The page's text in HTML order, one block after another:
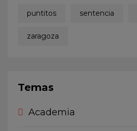
puntitos sentencia
zaragoza
Temas
Academia